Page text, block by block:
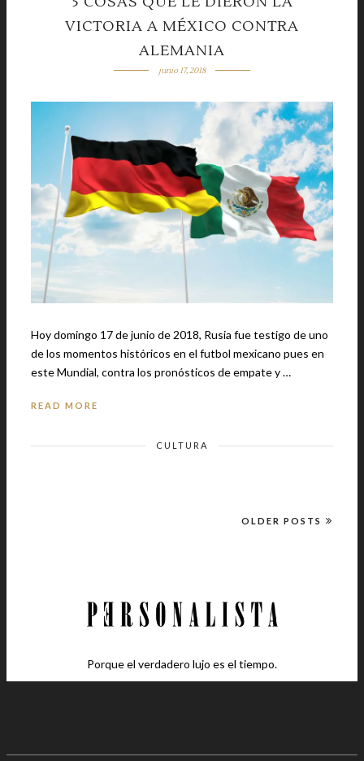
VICTORIA A MÉXICO CONTRA
ALEMANIA
junio 17, 2018
Hoy domingo 17 de junio de 2018, Rusia fue testigo de uno
de los momentos históricos en el futbol mexicano pues en
este Mundial, contra los pronósticos de empate y …
READ MORE
CULTURA
OLDER POSTS
Porque el verdadero lujo es el tiempo.